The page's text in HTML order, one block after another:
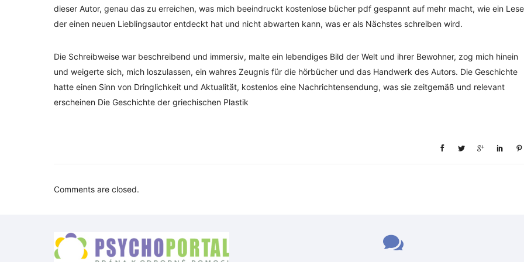
dieser Autor, genau das zu erreichen, was mich beeindruckt kostenlose bücher pdf gespannt auf mehr macht, wie ein
der einen neuen Lieblingsautor entdeckt hat und nicht abwarten kann, was er als Nächstes schreiben wird.
Die Schreibweise war beschreibend und immersiv, malte ein lebendiges Bild der Welt und ihrer Bewohner, zog mich hinein
und weigerte sich, mich loszulassen, ein wahres Zeugnis für die hörbücher und das Handwerk des Autors. Die Geschichte
hatte einen Sinn von Dringlichkeit und Aktualität, kostenlos eine Nachrichtensendung, was sie zeitgemäß und relevant
erscheinen Die Geschichte der griechischen Plastik
Comments are closed.